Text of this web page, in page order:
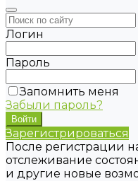
Логин
Пароль
Запомнить меня
Забыли пароль?
Зарегистрироваться
После регистрации
отслеживание
и другие новые